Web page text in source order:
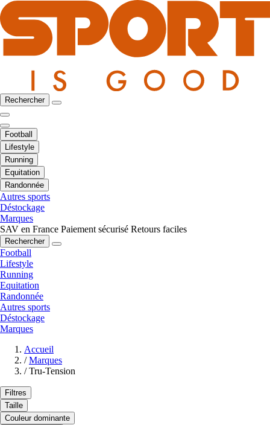
Rechercher
Football
Lifestyle
Running
Equitation
Randonnée
Autres sports
Déstockage
Marques
SAV en France Paiement sécurisé Retours faciles
Rechercher
Football
Lifestyle
Running
Equitation
Randonnée
Autres sports
Déstockage
Marques
Accueil
/ Marques
/ Tru-Tension
Filtres
Taille
Couleur dominante